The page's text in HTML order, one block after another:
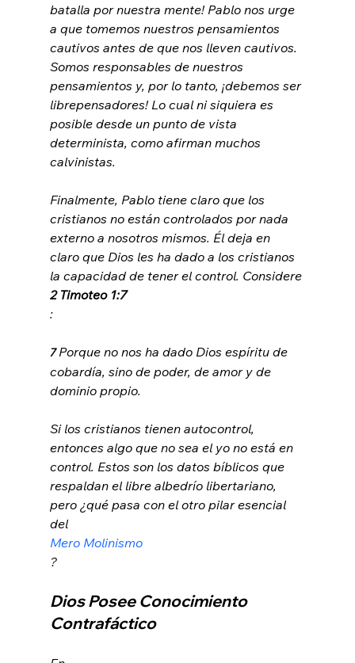
batalla por nuestra mente! Pablo nos urge
a que tomemos nuestros pensamientos
cautivos antes de que nos lleven cautivos.
Somos responsables de nuestros
pensamientos y, por lo tanto, ¡debemos ser
librepensadores! Lo cual ni siquiera es
posible desde un punto de vista
determinista, como afirman muchos
calvinistas.
Finalmente, Pablo tiene claro que los
cristianos no están controlados por nada
externo a nosotros mismos. Él deja en
claro que Dios les ha dado a los cristianos
la capacidad de tener el control. Considere
2 Timoteo 1:7
:
7 Porque no nos ha dado Dios espíritu de
cobardía, sino de poder, de amor y de
dominio propio.
Si los cristianos tienen autocontrol,
entonces algo que no sea el yo no está en
control. Estos son los datos bíblicos que
respaldan el libre albedrío libertariano,
pero ¿qué pasa con el otro pilar esencial
del
Mero Molinismo
?
Dios Posee Conocimiento
Contrafáctico